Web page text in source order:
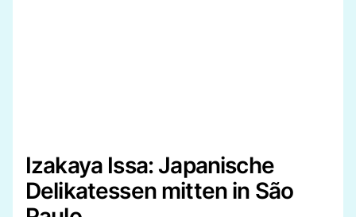
Izakaya Issa: Japanische
Delikatessen mitten in São